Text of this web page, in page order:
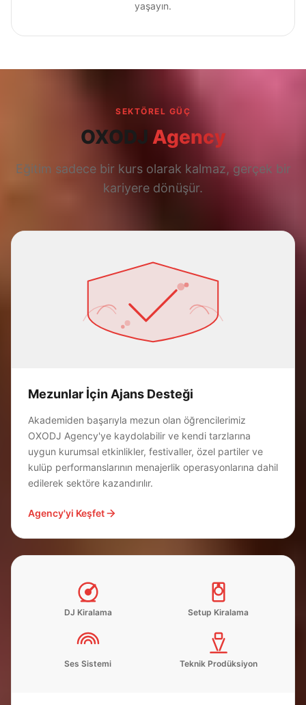
yaşayın.
SEKTÖREL GÜÇ
OXODJ Agency
Eğitim sadece bir kurs olarak kalmaz, gerçek bir
kariyere dönüşür.
Mezunlar İçin Ajans Desteği
Akademiden başarıyla mezun olan öğrencilerimiz
OXODJ Agency'ye kaydolabilir ve kendi tarzlarına
uygun kurumsal etkinlikler, festivaller, özel partiler ve
kulüp performanslarının menajerlik operasyonlarına dahil
edilerek sektöre kazandırılır.
Agency'yi Keşfet
DJ Kiralama Setup Kiralama
Ses Sistemi Teknik Prodüksiyon